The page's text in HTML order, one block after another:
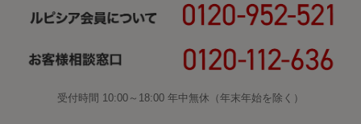
受付時間 10:00～18:00 年中無休（年末年始を除く）